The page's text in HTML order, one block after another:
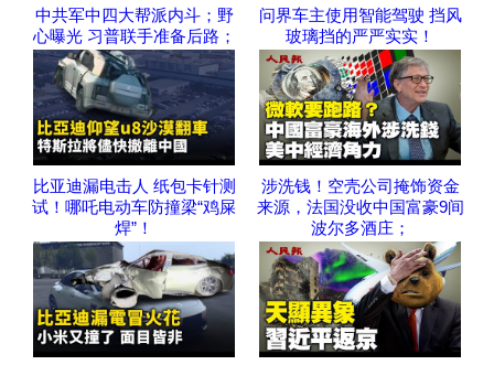
中共军中四大帮派内斗；野
心曝光 习普联手准备后路；
问界车主使用智能驾驶 挡风
玻璃挡的严严实实！
比亚迪漏电击人 纸包卡针测
试！哪吒电动车防撞梁“鸡屎
焊”！
涉洗钱！空壳公司掩饰资金
来源，法国没收中国富豪9间
波尔多酒庄；